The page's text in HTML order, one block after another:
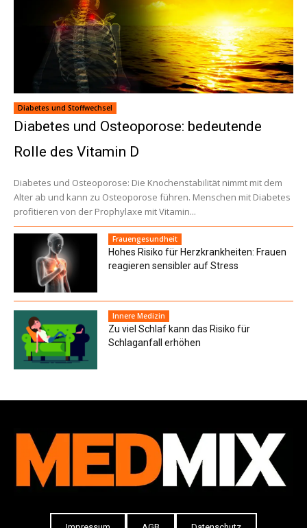
Diabetes und Stoffwechsel
Diabetes und Osteoporose: bedeutende
Rolle des Vitamin D
Diabetes und Osteoporose: Die Knochenstabilität nimmt mit dem
Alter ab und kann zu Osteoporose führen. Menschen mit Diabetes
profitieren von der Prophylaxe mit Vitamin...
Frauengesundheit
Hohes Risiko für Herzkrankheiten: Frauen
reagieren sensibler auf Stress
Innere Medizin
Zu viel Schlaf kann das Risiko für
Schlaganfall erhöhen